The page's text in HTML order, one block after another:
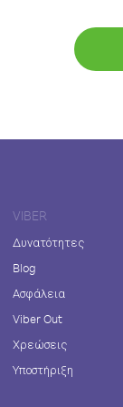
VIBER
Δυνατότητες
Blog
Ασφάλεια
Viber Out
Χρεώσεις
Υποστήριξη